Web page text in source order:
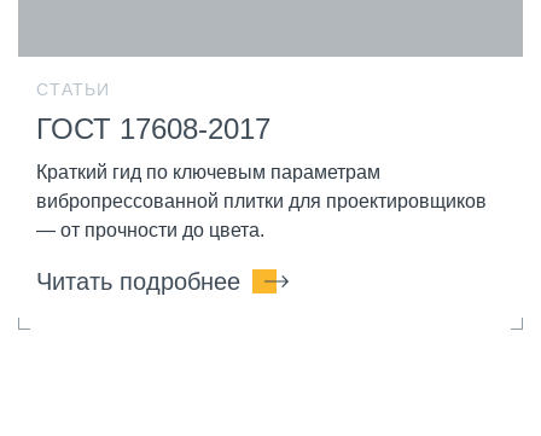
СТАТЬИ
ГОСТ 17608-2017
Краткий гид по ключевым параметрам
вибропрессованной плитки для проектировщиков
— от прочности до цвета.
Читать подробнее